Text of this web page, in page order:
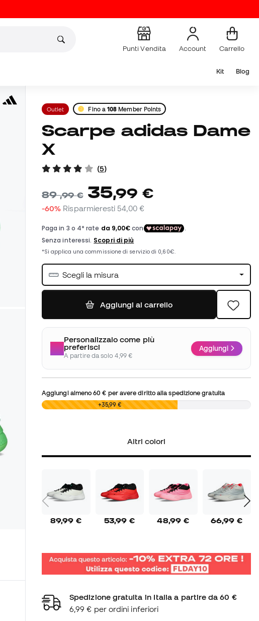
Punti Vendita Account Carrello
Kit Blog
Outlet Fino a108 Member Points
Scarpe adidas Dame
X
(5)
89,99 € 35,99 €
-60% Risparmieresti54,00 €
Scegli la misura
Aggiungi al carrello
Personalizzalo come più
preferisci
A partire da solo 4,99 €
Aggiungi
Aggiungi almeno60 € per avere diritto alla spedizione gratuita
0,00 € +35,99 €
Altri colori
89,99 € 53,99 € 48,99 € 66,99 €
Spedizione gratuita in Italia a partire da 60 €
6,99 € per ordini inferiori